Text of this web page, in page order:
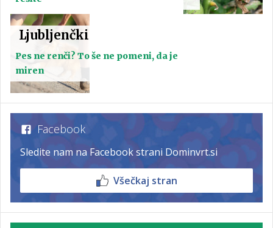
Ljubljenčki
Pes ne renči? To še ne pomeni, da je
miren
Facebook
Sledite nam na Facebook strani Dominvrt.si
Všečkaj stran